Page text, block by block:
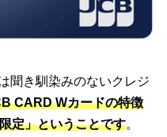
聞き馴染みのないクレジ
CARD Wカードの特徴
定」ということです。